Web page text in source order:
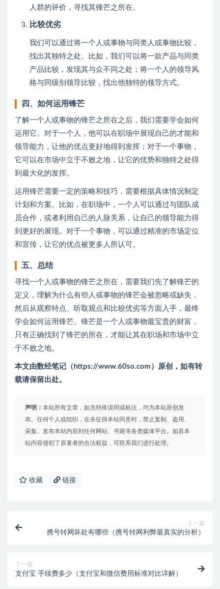
人群的评价，寻找其锋芒之所在。
比较优劣
我们可以通过将一个人或事物与同类人或事物比较，
找出其独特之处。比如，我们可以将一款产品与同类
产品比较，发现其与众不同之处；将一个人的领导风
格与同级别领导比较，找出他独特的领导方式。
四、如何运用锋芒
了解一个人或事物的锋芒之所在之后，我们需要学会如何
运用它。对于一个人，他可以在职场中展现自己的才能和
领导能力，让他的优点更好地得到发挥；对于一个事物，
它可以在市场中立于不败之地，让它的优势和独特之处得
到最大化的发挥。
运用锋芒需要一定的策略和技巧，需要根据具体情况制定
计划和方案。比如，在职场中，一个人可以通过与团队成
员合作，或者利用自己的人脉关系，让自己的领导能力得
到更好的展现。对于一个事物，可以通过精准的市场定位
和宣传，让它的优点被更多人所认可。
五、总结
寻找一个人或事物的锋芒之所在，需要我们先了解锋芒的
定义，理解为什么有些人或事物的锋芒会被忽略或缺失，
然后从观察特点、听取观点和比较优劣等方面入手，最终
学会如何运用锋芒。锋芒是一个人或事物最宝贵的财富，
只有正确找到了锋芒的所在，才能让其在职场和市场中立
于不败之地。
本文由数经笔记（https://www.60so.com）原创，如有转
载请保留出处。
声明： 本站所有文章，如无特殊说明或标注，均为本站原创发
布。任何个人或组织，在未征得本站同意时，禁止复制、盗用、
采集、发布本站内容到任何网站、书籍等各类媒体平台。如若本
站内容侵犯了原著者的合法权益，可联系我们进行处理。
收藏 链接
上一篇
携号转网坏处有哪些（携号转网利弊最真实的分析）
下一篇
支付宝 手续费多少（支付宝和微信费用标准对比详解）